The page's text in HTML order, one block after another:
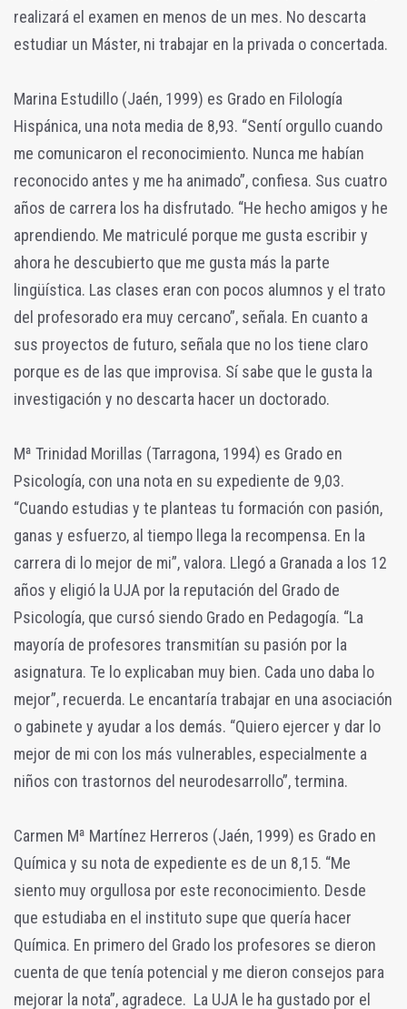
realizará el examen en menos de un mes. No descarta
estudiar un Máster, ni trabajar en la privada o concertada.
Marina Estudillo (Jaén, 1999) es Grado en Filología
Hispánica, una nota media de 8,93. “Sentí orgullo cuando
me comunicaron el reconocimiento. Nunca me habían
reconocido antes y me ha animado”, confiesa. Sus cuatro
años de carrera los ha disfrutado. “He hecho amigos y he
aprendiendo. Me matriculé porque me gusta escribir y
ahora he descubierto que me gusta más la parte
lingüística. Las clases eran con pocos alumnos y el trato
del profesorado era muy cercano”, señala. En cuanto a
sus proyectos de futuro, señala que no los tiene claro
porque es de las que improvisa. Sí sabe que le gusta la
investigación y no descarta hacer un doctorado.
Mª Trinidad Morillas (Tarragona, 1994) es Grado en
Psicología, con una nota en su expediente de 9,03.
“Cuando estudias y te planteas tu formación con pasión,
ganas y esfuerzo, al tiempo llega la recompensa. En la
carrera di lo mejor de mi”, valora. Llegó a Granada a los 12
años y eligió la UJA por la reputación del Grado de
Psicología, que cursó siendo Grado en Pedagogía. “La
mayoría de profesores transmitían su pasión por la
asignatura. Te lo explicaban muy bien. Cada uno daba lo
mejor”, recuerda. Le encantaría trabajar en una asociación
o gabinete y ayudar a los demás. “Quiero ejercer y dar lo
mejor de mi con los más vulnerables, especialmente a
niños con trastornos del neurodesarrollo”, termina.
Carmen Mª Martínez Herreros (Jaén, 1999) es Grado en
Química y su nota de expediente es de un 8,15. “Me
siento muy orgullosa por este reconocimiento. Desde
que estudiaba en el instituto supe que quería hacer
Química. En primero del Grado los profesores se dieron
cuenta de que tenía potencial y me dieron consejos para
mejorar la nota”, agradece. La UJA le ha gustado por el